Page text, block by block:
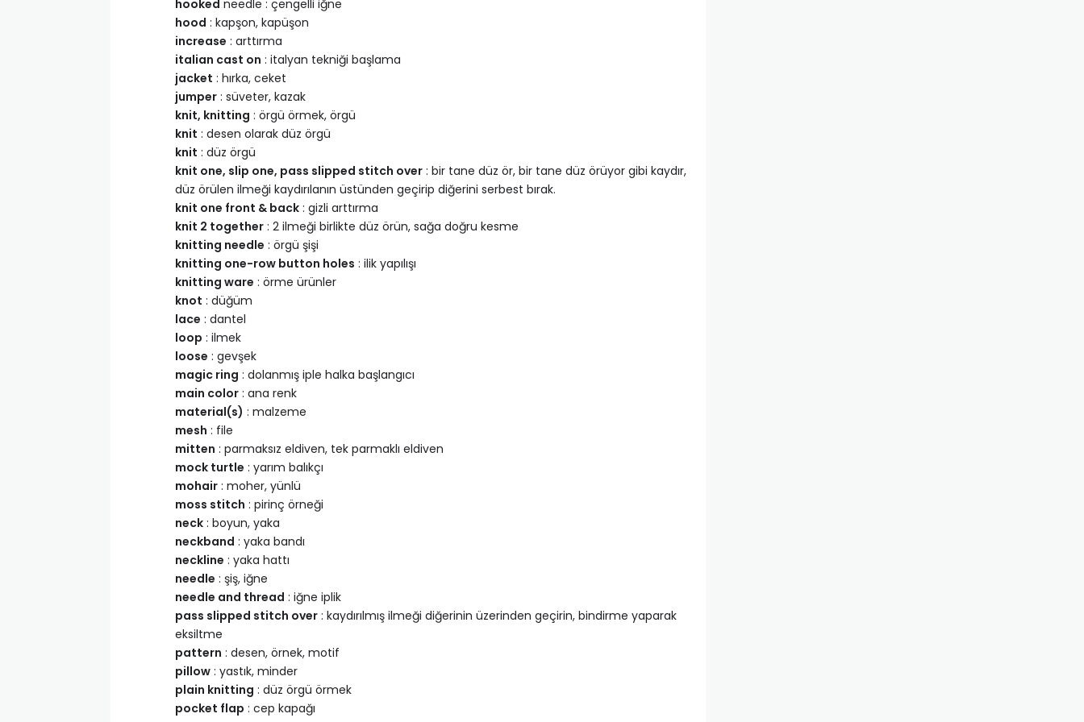
hooked needle : çengelli iğne
hood : kapşon, kapüşon
increase : arttırma
italian cast on : italyan tekniği başlama
jacket : hırka, ceket
jumper : süveter, kazak
knit, knitting : örgü örmek, örgü
knit : desen olarak düz örgü
knit : düz örgü
knit one, slip one, pass slipped stitch over : bir tane düz ör, bir tane düz örüyor gibi kaydır,
düz örülen ilmeği kaydırılanın üstünden geçirip diğerini serbest bırak.
knit one front & back : gizli arttırma
knit 2 together : 2 ilmeği birlikte düz örün, sağa doğru kesme
knitting needle : örgü şişi
knitting one-row button holes : ilik yapılışı
knitting ware : örme ürünler
knot : düğüm
lace : dantel
loop : ilmek
loose : gevşek
magic ring : dolanmış iple halka başlangıcı
main color : ana renk
material(s) : malzeme
mesh : file
mitten : parmaksız eldiven, tek parmaklı eldiven
mock turtle : yarım balıkçı
mohair : moher, yünlü
moss stitch : pirinç örneği
neck : boyun, yaka
neckband : yaka bandı
neckline : yaka hattı
needle : şiş, iğne
needle and thread : iğne iplik
pass slipped stitch over : kaydırılmış ilmeği diğerinin üzerinden geçirin, bindirme yaparak
eksiltme
pattern : desen, örnek, motif
pillow : yastık, minder
plain knitting : düz örgü örmek
pocket flap : cep kapağı